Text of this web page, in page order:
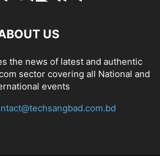
US
the news of latest and authentic
sector covering all National and
events